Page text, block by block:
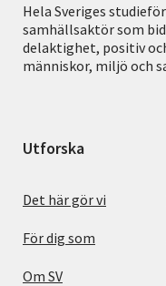
Hela Sveriges
samhällsaktör som
delaktighet, positiv
människor, miljö och
Utforska
Det här gör vi
För dig som
Om SV